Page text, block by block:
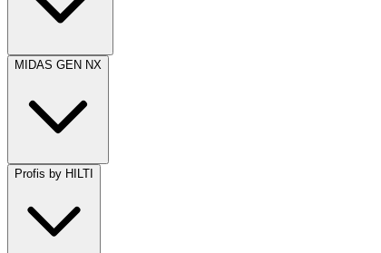
MIDAS GEN NX
Profis by HILTI